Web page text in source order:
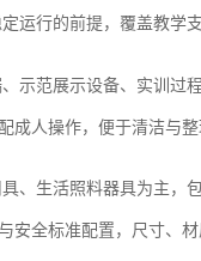
运行的前提，覆盖教学
示范展示设备、实训过
成人操作，便于清洁与整
、生活照料器具为主，
安全标准配置，尺寸、材